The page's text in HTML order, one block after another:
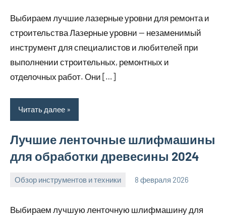
Выбираем лучшие лазерные уровни для ремонта и
строительства Лазерные уровни — незаменимый
инструмент для специалистов и любителей при
выполнении строительных, ремонтных и
отделочных работ. Они […]
Читать далее
Лучшие ленточные шлифмашины
для обработки древесины 2024
Обзор инструментов и техники 8 февраля 2026
u_dachki_ru
Выбираем лучшую ленточную шлифмашину для